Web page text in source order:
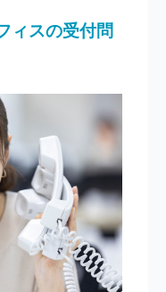
ィスの受付問